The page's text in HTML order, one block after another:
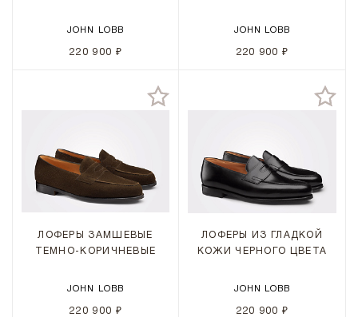
JOHN LOBB
220 900 ₽
JOHN LOBB
220 900 ₽
ЛОФЕРЫ ЗАМШЕВЫЕ
ТЕМНО-КОРИЧНЕВЫЕ
JOHN LOBB
220 900 ₽
ЛОФЕРЫ ИЗ ГЛАДКОЙ
КОЖИ ЧЕРНОГО ЦВЕТА
JOHN LOBB
220 900 ₽